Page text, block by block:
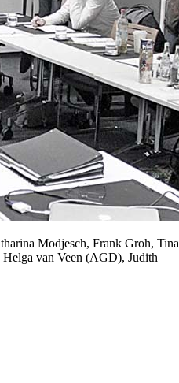
Modjesch, Frank Groh, Tina
van Veen (AGD), Judith